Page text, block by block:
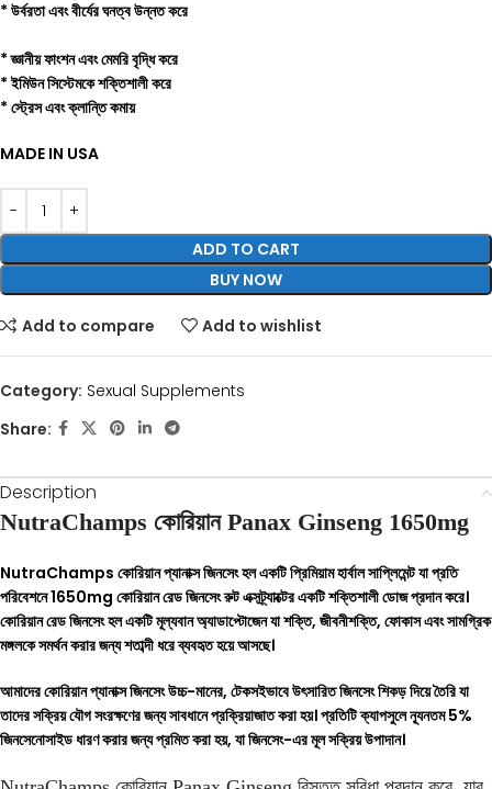
* উর্বরতা এবং বীর্যের ঘনত্ব উন্নত করে
* জ্ঞানীয় ফাংশন এবং মেমরি বৃদ্ধি করে
* ইমিউন সিস্টেমকে শক্তিশালী করে
* স্ট্রেস এবং ক্লান্তি কমায়
MADE IN USA
ADD TO CART
BUY NOW
Add to compare Add to wishlist
Category: Sexual Supplements
Share:
Description
NutraChamps কোরিয়ান Panax Ginseng 1650mg
NutraChamps কোরিয়ান প্যানাক্স জিনসেং হল একটি প্রিমিয়াম হার্বাল সাপ্লিমেন্ট যা প্রতি
পরিবেশনে 1650mg কোরিয়ান রেড জিনসেং রুট এক্সট্র্যাক্টের একটি শক্তিশালী ডোজ প্রদান করে।
কোরিয়ান রেড জিনসেং হল একটি মূল্যবান অ্যাডাপ্টোজেন যা শক্তি, জীবনীশক্তি, ফোকাস এবং সামগ্রিক
মঙ্গলকে সমর্থন করার জন্য শতাব্দী ধরে ব্যবহৃত হয়ে আসছে।
আমাদের কোরিয়ান প্যানাক্স জিনসেং উচ্চ-মানের, টেকসইভাবে উৎসারিত জিনসেং শিকড় দিয়ে তৈরি যা
তাদের সক্রিয় যৌগ সংরক্ষণের জন্য সাবধানে প্রক্রিয়াজাত করা হয়। প্রতিটি ক্যাপসুলে ন্যূনতম 5%
জিনসেনোসাইড ধারণ করার জন্য প্রমিত করা হয়, যা জিনসেং-এর মূল সক্রিয় উপাদান।